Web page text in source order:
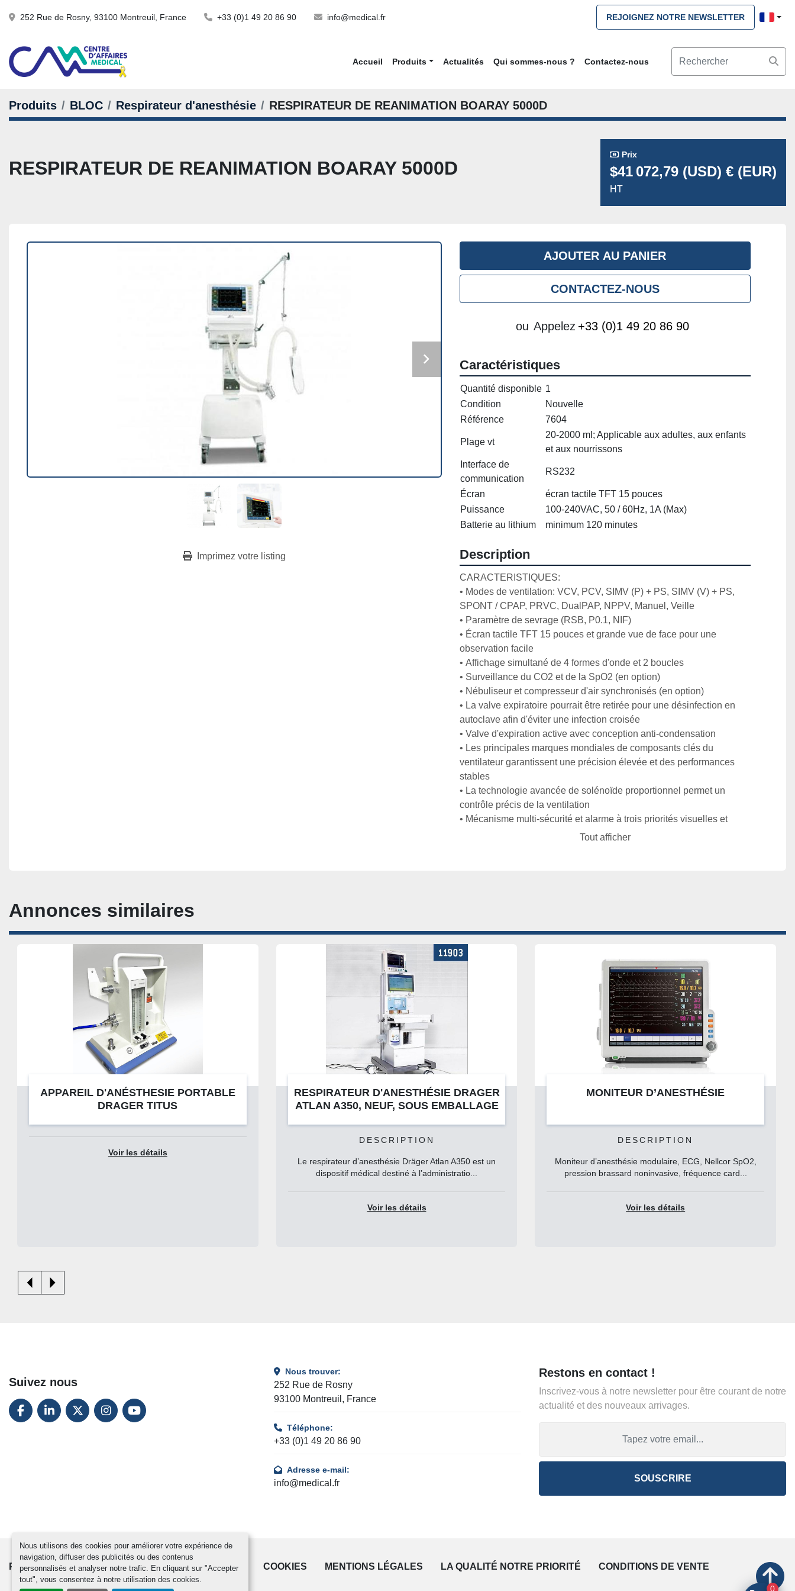
Nous utilisons des cookies pour améliorer votre expérience de
navigation, diffuser des publicités ou des contenus
personnalisés et analyser notre trafic. En cliquant sur "Accepter
tout", vous consentez à notre utilisation des cookies.
252 Rue de Rosny, 93100 Montreuil, France +33 (0)1 49 20 86 90 info@medical.fr REJOIGNEZ NOTRE NEWSLETTER
Accueil Produits Actualités Qui sommes-nous ? Contactez-nous
Produits BLOC Respirateur d'anesthésie RESPIRATEUR DE REANIMATION BOARAY 5000D
RESPIRATEUR DE REANIMATION BOARAY 5000D
Prix
$41 072,79 (USD) € (EUR)
HT
AJOUTER AU PANIER
CONTACTEZ-NOUS
ou Appelez +33 (0)1 49 20 86 90
Imprimez votre listing
Caractéristiques
Quantité disponible 1
Condition
Nouvelle
Référence
7604
Plage vt
20-2000 ml; Applicable aux adultes, aux enfants
et aux nourrissons
Interface de
communication
RS232
Écran
écran tactile TFT 15 pouces
Puissance
100-240VAC, 50 / 60Hz, 1A (Max)
Batterie au lithium
minimum 120 minutes
Description
CARACTERISTIQUES:
• Modes de ventilation: VCV, PCV, SIMV (P) + PS, SIMV (V) + PS,
SPONT / CPAP, PRVC, DualPAP, NPPV, Manuel, Veille
• Paramètre de sevrage (RSB, P0.1, NIF)
• Écran tactile TFT 15 pouces et grande vue de face pour une
observation facile
• Affichage simultané de 4 formes d'onde et 2 boucles
• Surveillance du CO2 et de la SpO2 (en option)
• Nébuliseur et compresseur d'air synchronisés (en option)
• La valve expiratoire pourrait être retirée pour une désinfection en
autoclave afin d'éviter une infection croisée
• Valve d'expiration active avec conception anti-condensation
• Les principales marques mondiales de composants clés du
ventilateur garantissent une précision élevée et des performances
stables
• La technologie avancée de solénoïde proportionnel permet un
contrôle précis de la ventilation
• Mécanisme multi-sécurité et alarme à trois priorités visuelles et
sonores pour différents risques Tout afficher
Annonces similaires
APPAREIL D'ANÉSTHESIE PORTABLE
DRAGER TITUS
Voir les détails
RESPIRATEUR D'ANESTHÉSIE DRAGER
ATLAN A350, NEUF, SOUS EMBALLAGE
DESCRIPTION
Le respirateur d’anesthésie Dräger Atlan A350 est un
dispositif médical destiné à l’administratio...
Voir les détails
MONITEUR D’ANESTHÉSIE
DESCRIPTION
Moniteur d’anesthésie modulaire, ECG, Nellcor SpO2,
pression brassard noninvasive, fréquence card...
Voir les détails
Suivez nous
FACEBOOK
LINKEDINTWITTERINSTAGRAM
YOUTUBE
Nous trouver:
252 Rue de Rosny
93100 Montreuil, France
Téléphone:
+33 (0)1 49 20 86 90
Adresse e-mail:
info@medical.fr
Restons en contact !
Inscrivez-vous à notre newsletter pour être courant de notre
actualité et des nouveaux arrivages.
SOUSCRIRE
PRODUITS ACTUALITÉS CONTACTEZ-NOUS COOKIES MENTIONS LÉGALES LA QUALITÉ NOTRE PRIORITÉ CONDITIONS DE VENTE
0